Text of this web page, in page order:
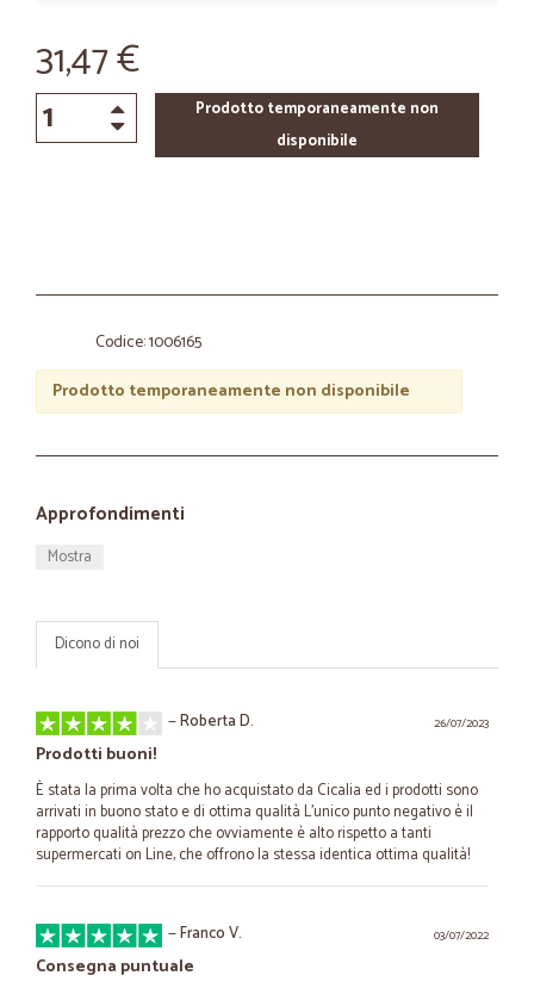
31,47 €
Prodotto temporaneamente non
disponibile
Codice: 1006165
Prodotto temporaneamente non disponibile
Approfondimenti
Mostra
Dicono di noi
26/07/2023
—Roberta D.
Prodotti buoni!
È stata la prima volta che ho acquistato da Cicalia ed i prodotti sono
arrivati in buono stato e di ottima qualità L’unico punto negativo è il
rapporto qualità prezzo che ovviamente è alto rispetto a tanti
supermercati on Line, che offrono la stessa identica ottima qualità!
03/07/2022
—Franco V.
Consegna puntuale